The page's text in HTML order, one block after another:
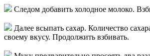
Следом добавить холодное молоко.
Далее всыпать сахар. Количество
своему вкусу. Продолжить взбивать.